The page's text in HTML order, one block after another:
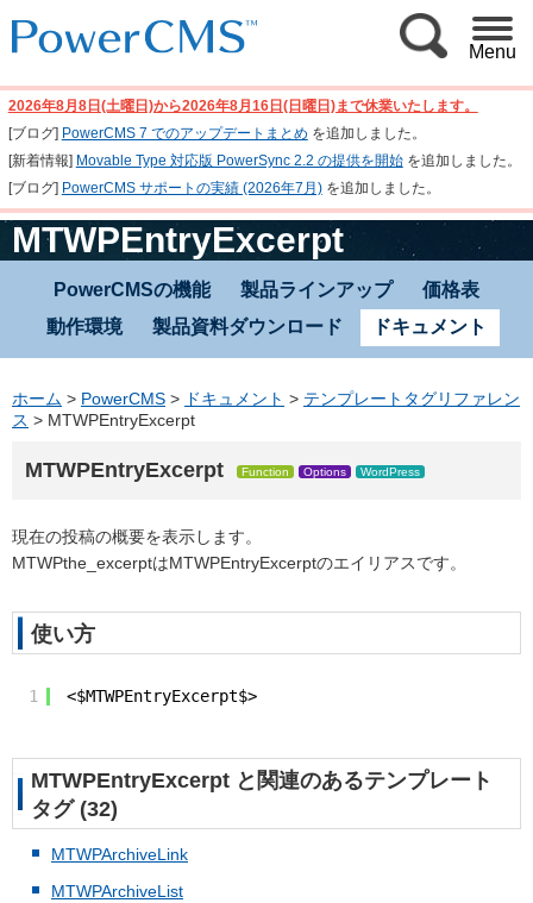
Menu
2026年8月8日(土曜日)から2026年8月16日(日曜日)まで休業いたします。
[ブログ] PowerCMS 7 でのアップデートまとめ を追加しました。
[新着情報] Movable Type 対応版 PowerSync 2.2 の提供を開始を追加しました。
[ブログ] PowerCMS サポートの実績 (2026年7月)を追加しました。
MTWPEntryExcerpt
PowerCMSの機能 製品ラインアップ
価格表
動作環境
製品資料ダウンロード ドキュメント
ホーム > PowerCMS > ドキュメント > テンプレートタグリファレン
ス > MTWPEntryExcerpt
MTWPEntryExcerpt Function Options WordPress
現在の投稿の概要を表示します。
MTWPthe_excerptはMTWPEntryExcerptのエイリアスです。
使い方
1 <$MTWPEntryExcerpt$>
MTWPEntryExcerpt と関連のあるテンプレート
タグ (32)
MTWPArchiveLink
MTWPArchiveList